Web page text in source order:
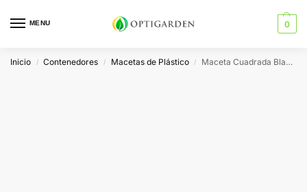
MENU 0
Inicio / Contenedores / Macetas de Plástico / Maceta Cuadrada Blanca 6L 18x18x23cm